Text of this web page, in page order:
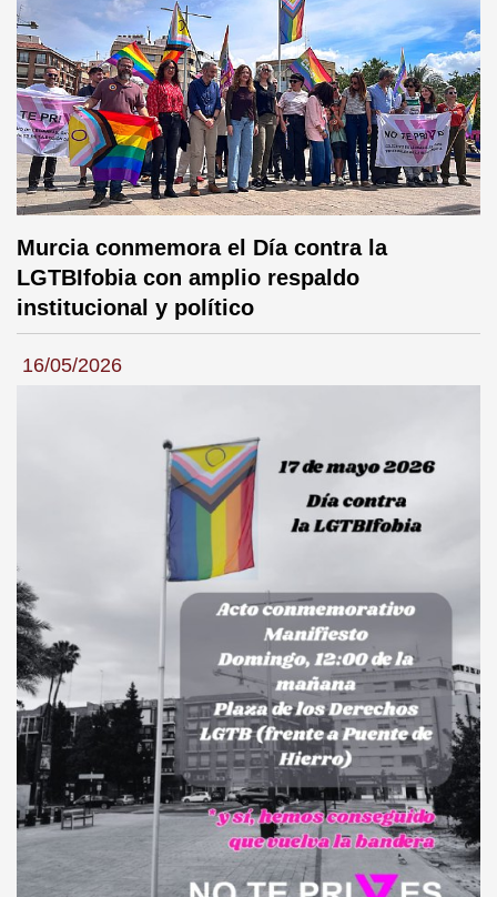
Murcia conmemora el Día contra la
LGTBIfobia con amplio respaldo
institucional y político
16/05/2026